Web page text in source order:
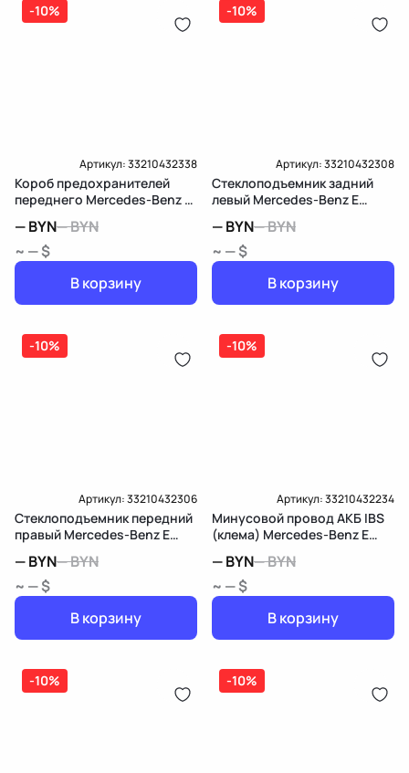
-10%
Артикул:33210432338
Короб предохранителей
переднего Mercedes-Benz E
—BYN—BYN
~ — $
В корзину
-10%
Артикул:33210432308
Стеклоподъемник задний
левый Mercedes-Benz E
—BYN—BYN
~ — $
В корзину
-10%
Артикул:33210432306
Стеклоподъемник передний
правый Mercedes-Benz E
—BYN—BYN
~ — $
В корзину
-10%
Артикул:33210432234
Минусовой провод АКБ IBS
(клема) Mercedes-Benz E
—BYN—BYN
~ — $
В корзину
-10% -10%